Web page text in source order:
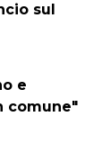
sul
e
comune"